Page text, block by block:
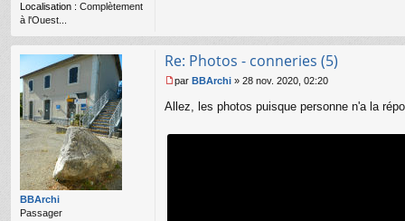
Localisation : Complètement
à l'Ouest...
BBArchi
Passager
Re: Photos - conneries (5)
e
par BBArchi » 28 nov. 2020, 02:20
Allez, les photos puisque personne n'a la